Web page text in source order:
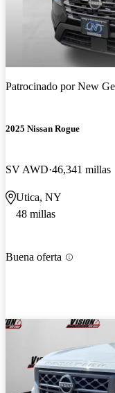
Patrocinado porNew
2025 Nissan Rogue
SV AWD 46,341 millas
Utica, NY
48 millas
Buena oferta